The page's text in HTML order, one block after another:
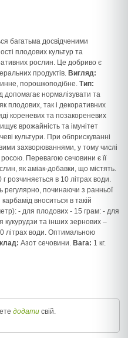
багатьма досвідченими
плодових культур та
рослин. Це добриво є
продуктів. Вигляд:
порошкоподібне. Тип:
допомагає нормалізувати та
плодових, так і декоративних
кореневих та позакореневих
врожайність та імунітет
культури. При обприскуванні
захворюваннями, у тому числі
Перевагою сечовини є її
як аміак-добавки, що містять.
розчиняється в 10 літрах води.
регулярно, починаючи з ранньої
вноситься в такій
- для плодових - 15 грам: - для
кукурудзи та інших зернових –
літрах води. Оптимальною
Азот сечовини. Вага: 1 кг.
додати свій.